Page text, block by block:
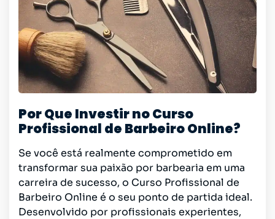
Por Que Investir no Curso
Profissional de Barbeiro Online?
Se você está realmente comprometido em
transformar sua paixão por barbearia em uma
carreira de sucesso, o Curso Profissional de
Barbeiro Online é o seu ponto de partida ideal.
Desenvolvido por profissionais experientes,